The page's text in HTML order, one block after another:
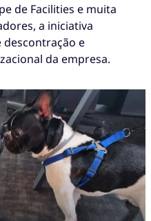
de Facilities e muita
a iniciativa
e
da empresa.